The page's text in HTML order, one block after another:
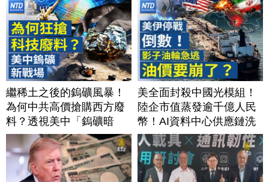
繼稀土之後的鎢礦風暴！
為何中共高價搶購西方廢
料？透視美中「鎢礦暗
戰」背後不為人知的資源
爭奪｜#財經新聞｜
20260804(二)
美全面封殺中國光模組！
陸企市值蒸發逾千億人民
幣！AI資料中心供應鏈洗
牌？台灣喜迎轉單！成關
鍵樞紐？｜#財經新聞
│20260805 (三)